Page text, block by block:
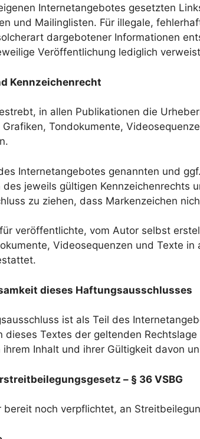
Internetangebotes gesetzten
und Mailinglisten. Für illegale,
dargebotener Informationen
Veröffentlichung lediglich
Kennzeichenrecht
in allen Publikationen die
Tondokumente,
Internetangebotes genannten und
des jeweils gültigen Kennzeichenrechts
zu ziehen, dass Markenzeichen
veröffentlichte, vom Autor selbst
Videosequenzen und Texte
dieses Haftungsausschlusses
ist als Teil des
dieses Textes der geltenden
ihrem Inhalt und ihrer Gültigkeit davon
– § 36 VSBG
bereit noch verpflichtet, an